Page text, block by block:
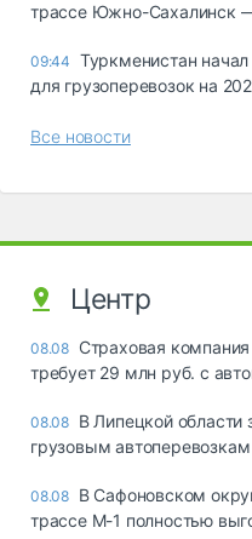
трассе Южно-Сахалинск
09:44 Туркменистан
для грузоперевозок на
Все новости
Центр
08.08 Страховая
требует 29 млн руб. с
08.08 В Липецкой
грузовым
08.08 В Сафоновском
трассе М-1 полностью